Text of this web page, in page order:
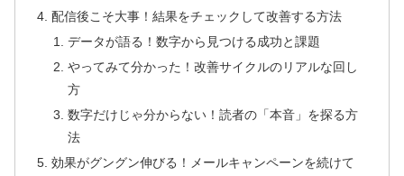
配信後こそ大事！結果をチェックして改善する方法
データが語る！数字から見つける成功と課題
やってみて分かった！改善サイクルのリアルな回し
方
数字だけじゃ分からない！読者の「本音」を探る方
法
効果がグングン伸びる！メールキャンペーンを続けて